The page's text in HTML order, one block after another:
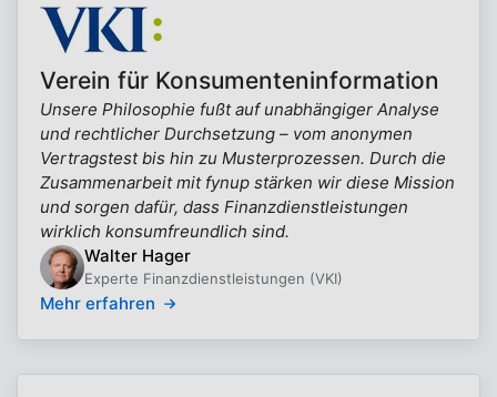
Verein für Konsumenteninformation
Unsere Philosophie fußt auf unabhängiger Analyse
und rechtlicher Durchsetzung – vom anonymen
Vertragstest bis hin zu Musterprozessen. Durch die
Zusammenarbeit mit fynup stärken wir diese Mission
und sorgen dafür, dass Finanzdienstleistungen
wirklich konsumfreundlich sind.
Walter Hager
Experte Finanzdienstleistungen (VKI)
Mehr erfahren